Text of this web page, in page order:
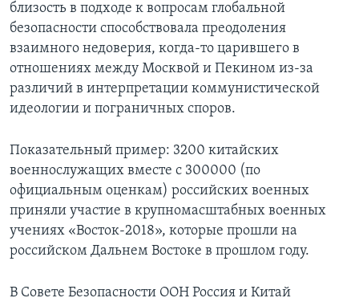
близость в подходе к вопросам глобальной
безопасности способствовала преодоления
взаимного недоверия, когда-то царившего в
отношениях между Москвой и Пекином из-за
различий в интерпретации коммунистической
идеологии и пограничных споров.
Показательный пример: 3200 китайских
военнослужащих вместе с 300000 (по
официальным оценкам) российских военных
приняли участие в крупномасштабных военных
учениях «Восток-2018», которые прошли на
российском Дальнем Востоке в прошлом году.
В Совете Безопасности ООН Россия и Китай